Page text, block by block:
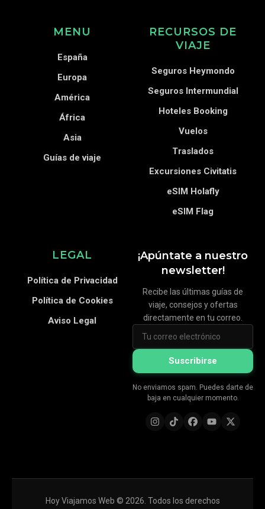
¡Apúntate a nuestro
newsletter!
Recibe las últimas guías de
viaje, consejos y ofertas
directamente en tu correo.
Suscribirse
No enviamos spam. Puedes darte de
baja en cualquier momento.
MENU
España
Europa
América
África
Asia
Guías de viaje
RECURSOS DE
VIAJE
Seguros Heymondo
Seguros Intermundial
Hoteles Booking
Vuelos
Traslados
Excursiones Civitatis
eSIM Holafly
eSIM Flag
LEGAL
Política de Privacidad
Política de Cookies
Aviso Legal
Hoy Viajamos Web © 2026. Todos los derechos